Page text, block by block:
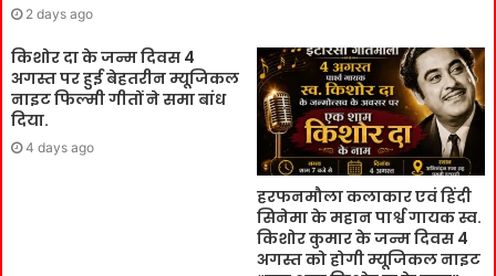
2 days ago
किशोर दा के जन्म दिवस 4
अगस्त पर हुई बेहतरीन म्यूजिकल
नाइट फिल्मी गीतों ने समा बांध
दिया.
4 days ago
हरफनमौला कलाकार एवं हिंदी
सिनेमा के महान पार्श्व गायक स्व.
किशोर कुमार के जन्म दिवस 4
अगस्त को होगी म्यूजिकल नाइट